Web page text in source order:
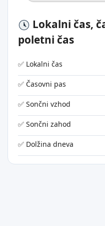
Lokalni čas,
poletni čas
✅ Lokalni čas
✅ Časovni pas
✅ Sončni vzhod
✅ Sončni zahod
✅ Dolžina dneva